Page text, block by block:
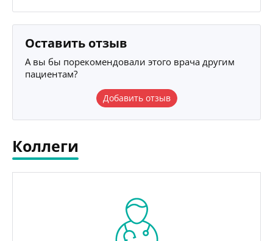
Оставить отзыв
А вы бы порекомендовали этого врача другим
пациентам?
Добавить отзыв
Коллеги